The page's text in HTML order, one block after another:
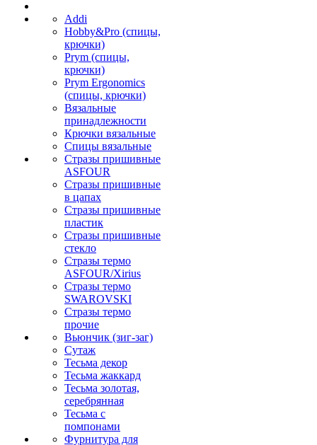
Addi
Hobby&Pro (спицы,
крючки)
Prym (спицы,
крючки)
Prym Ergonomics
(спицы, крючки)
Вязальные
принадлежности
Крючки вязальные
Спицы вязальные
Стразы пришивные
ASFOUR
Стразы пришивные
в цапах
Стразы пришивные
пластик
Стразы пришивные
стекло
Стразы термо
ASFOUR/Xirius
Стразы термо
SWAROVSKI
Стразы термо
прочие
Вьюнчик (зиг-заг)
Сутаж
Тесьма декор
Тесьма жаккард
Тесьма золотая,
серебрянная
Тесьма с
помпонами
Фурнитура для